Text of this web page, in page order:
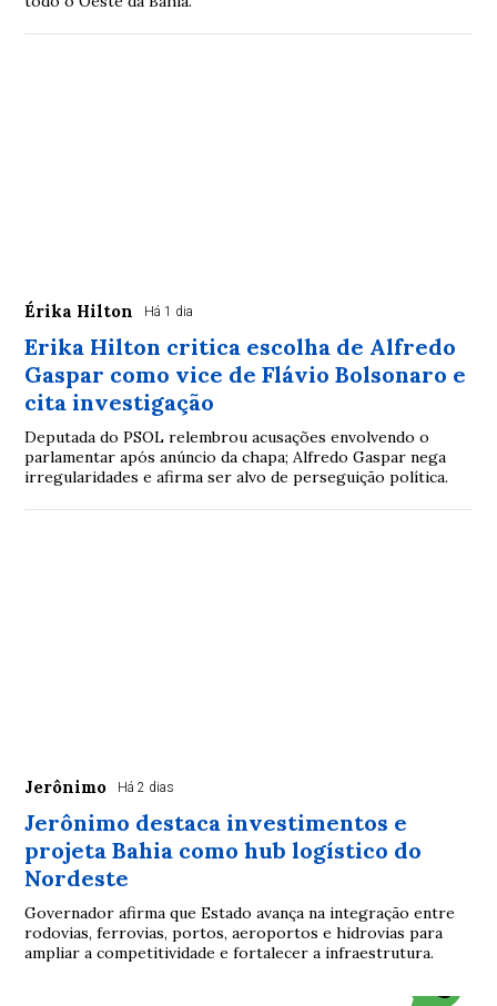
Érika Hilton Há 1 dia
Erika Hilton critica escolha de Alfredo
Gaspar como vice de Flávio Bolsonaro e
cita investigação
Deputada do PSOL relembrou acusações envolvendo o
parlamentar após anúncio da chapa; Alfredo Gaspar nega
irregularidades e afirma ser alvo de perseguição política.
Jerônimo Há 2 dias
Jerônimo destaca investimentos e
projeta Bahia como hub logístico do
Nordeste
Governador afirma que Estado avança na integração entre
rodovias, ferrovias, portos, aeroportos e hidrovias para
ampliar a competitividade e fortalecer a infraestrutura.